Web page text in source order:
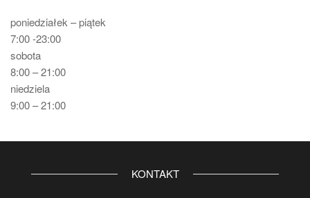
poniedziałek – piątek
7:00 -23:00
sobota
8:00 – 21:00
niedziela
9:00 – 21:00
KONTAKT